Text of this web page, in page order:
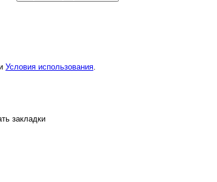
Условия использования.
закладки